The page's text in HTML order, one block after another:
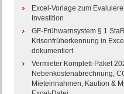
Excel-Vorlage zum
Investition
GF-Frühwarnsystem § 1
Krisenfrüherkennung in
dokumentiert
Vermieter Komplett-Paket
Nebenkostenabrechnung,
Mieteinnahmen, Kaution &